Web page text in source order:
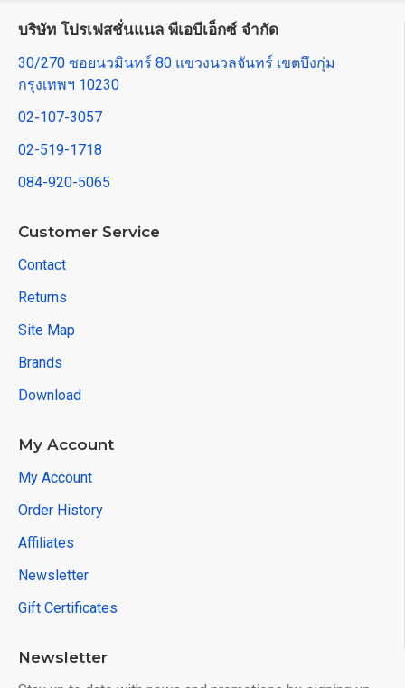
บริษัท โปรเฟสชั่นแนล พีเอบีเอ็กซ์ จำกัด
30/270 ซอยนวมินทร์ 80 แขวงนวลจันทร์ เขตบึงกุ่ม
กรุงเทพฯ 10230
02-107-3057
02-519-1718
084-920-5065
Customer Service
Contact
Returns
Site Map
Brands
Download
My Account
My Account
Order History
Affiliates
Newsletter
Gift Certificates
Newsletter